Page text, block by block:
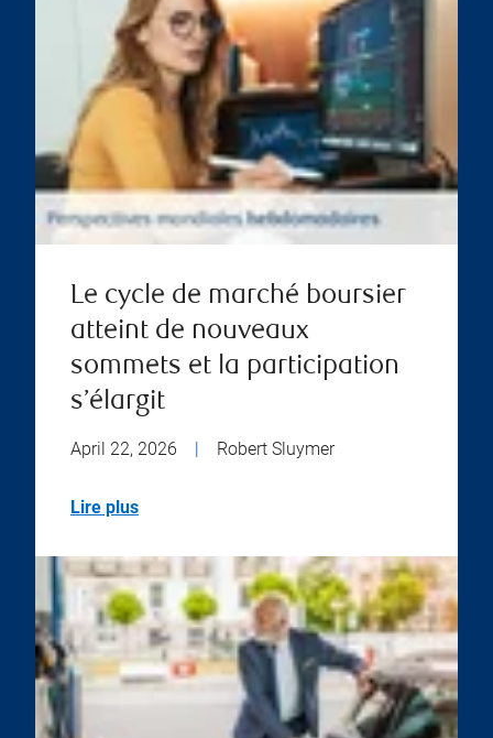
Le cycle de marché boursier
atteint de nouveaux
sommets et la participation
s’élargit
April 22, 2026 | Robert Sluymer
Lire plus